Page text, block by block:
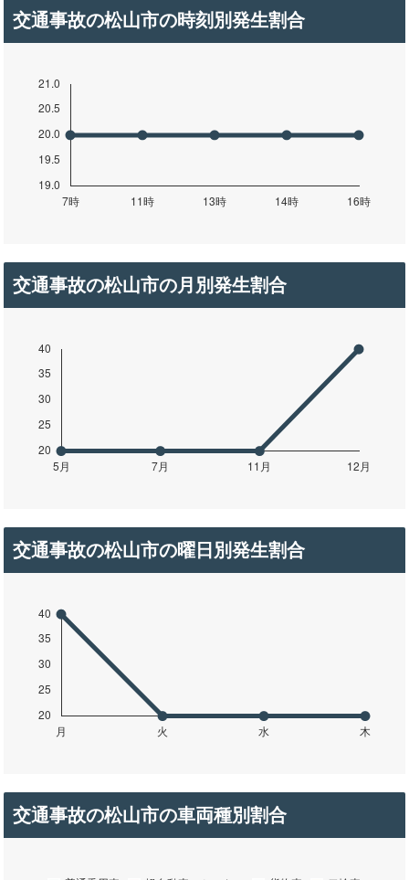
交通事故の松山市の時刻別発生割合
交通事故の松山市の月別発生割合
交通事故の松山市の曜日別発生割合
交通事故の松山市の車両種別割合